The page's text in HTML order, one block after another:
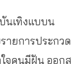
นเทิงแบบน
ายการประกวด
ใจคนมีฝัน ออกส